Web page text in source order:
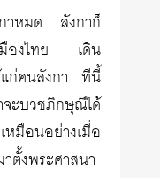
กาหมด ลังกาก็
มืองไทย เดิน
แก่คนลังกา ทีนี้
บวชภิกษุณีได้
อนอย่างเมื่อ
ตั้งพระศาสนา